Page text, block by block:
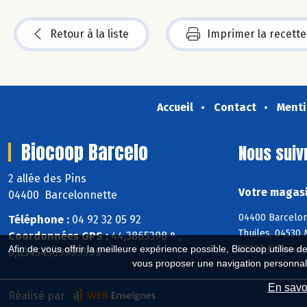
Afin de vous offrir la meilleure expérience possible, Biocoop utilise
vous proposer une navigation
En
Retour à la liste Imprimer la recette
Accueil Contact
Biocoop Barcelo
2 allée des Pins
04400 Barcelonnette
Téléphone : 04 92 32 05 92
Coordonnées GPS :44,3865398 ° ,
6,63454569999999 °
Nous
Votre
04400
Thuiles, 04530
05200
Réalisé par